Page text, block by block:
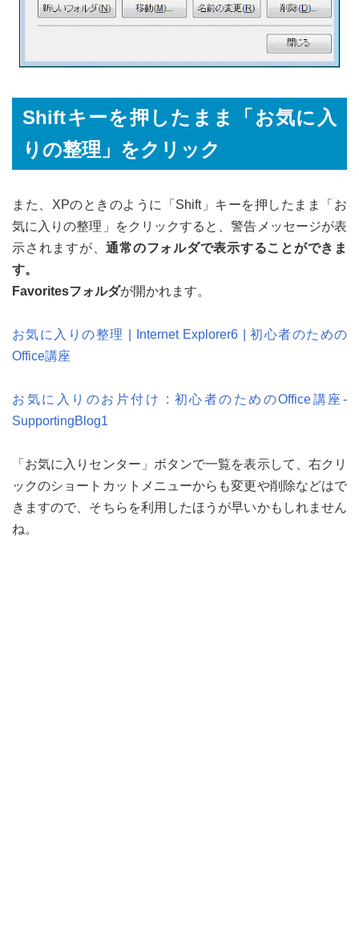
Shiftキーを押したまま「お気に入
りの整理」をクリック
また、XPのときのように「Shift」キーを押したまま「お
気に入りの整理」をクリックすると、警告メッセージが表
示されますが、通常のフォルダで表示することができま
す。
Favoritesフォルダが開かれます。
お気に入りの整理 | Internet Explorer6 | 初心者のための
Office講座
お気に入りのお片付け : 初心者のためのOffice講座-
SupportingBlog1
「お気に入りセンター」ボタンで一覧を表示して、右クリ
ックのショートカットメニューからも変更や削除などはで
きますので、そちらを利用したほうが早いかもしれません
ね。